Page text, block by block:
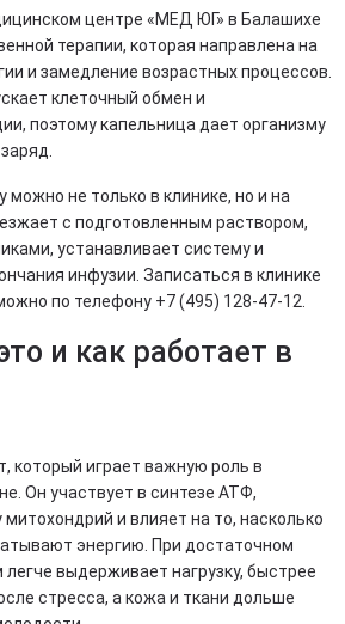
центре «МЕД ЮГ» в Балашихе
терапии, которая направлена на
и замедление возрастных процессов.
клеточный обмен и
поэтому капельница дает организму
можно не только в клинике, но и на
с подготовленным раствором,
устанавливает систему и
инфузии. Записаться в клинике
по телефону +7 (495) 128-47-12.
и как работает в
который играет важную роль в
Он участвует в синтезе АТФ,
и влияет на то, насколько
энергию. При достаточном
легче выдерживает нагрузку, быстрее
стресса, а кожа и ткани дольше